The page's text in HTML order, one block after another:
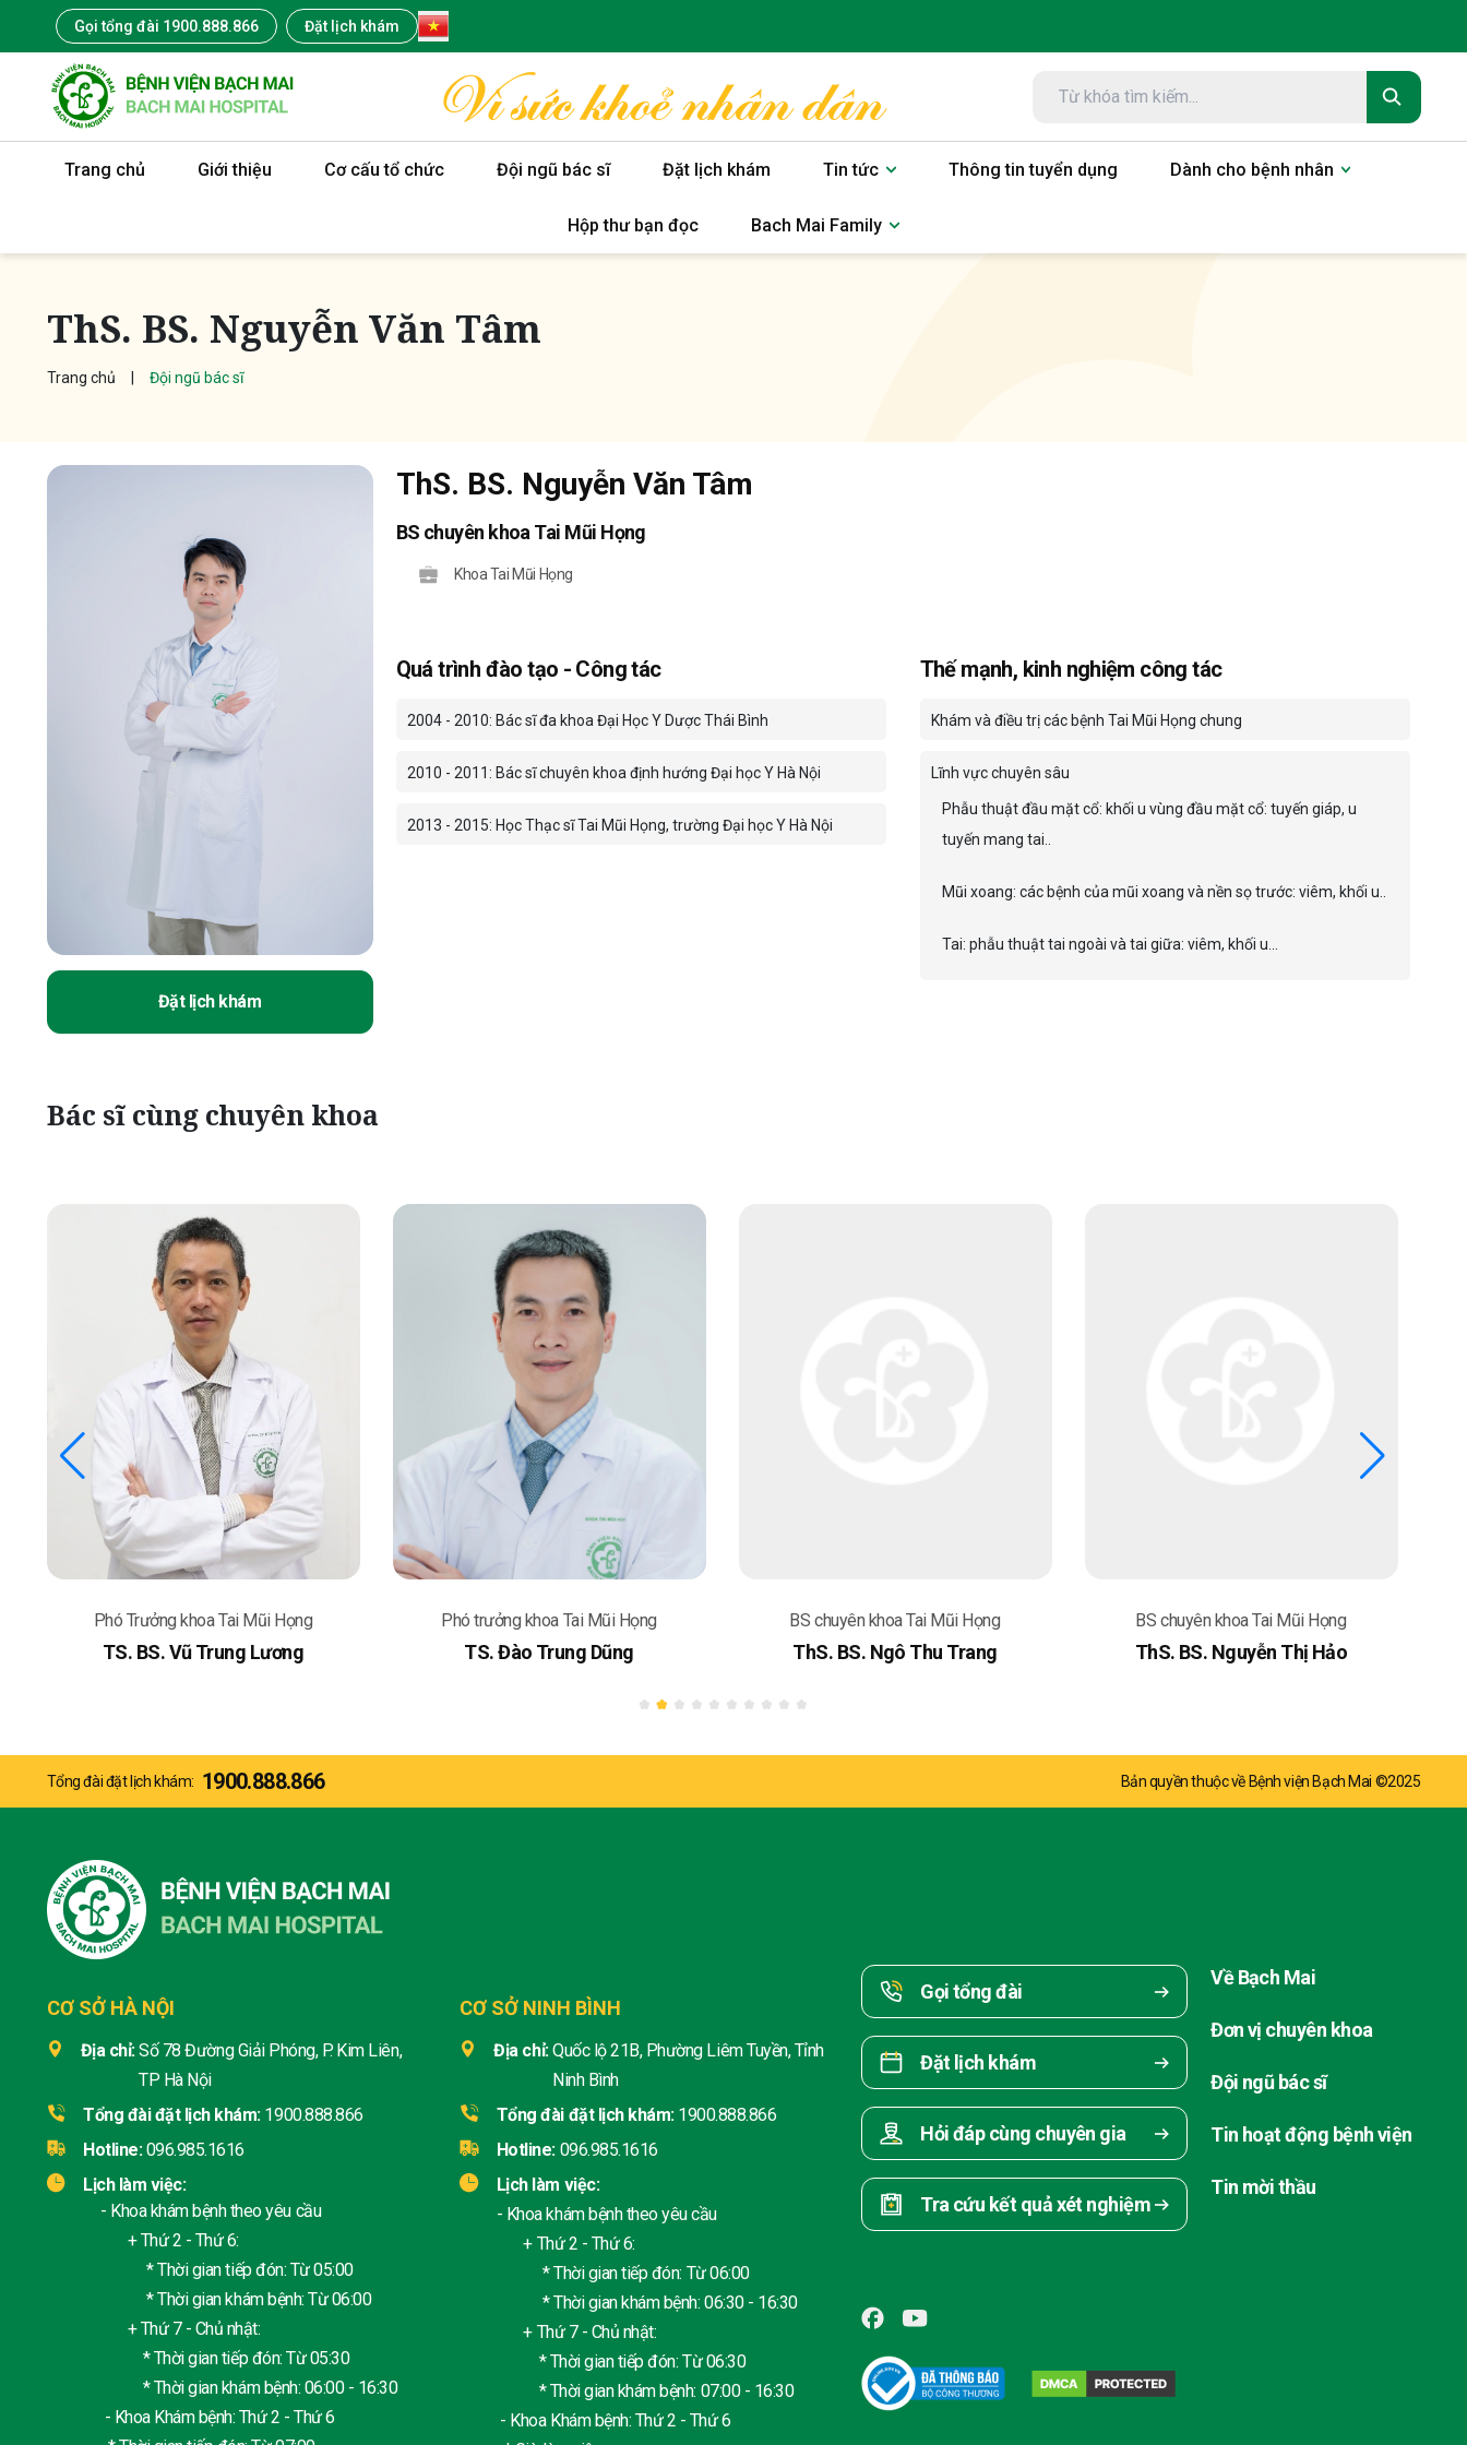
Gọi tổng đài 1900.888.866 Đặt lịch khám
Trang chủ Giới thiệu Cơ cấu tổ chức Đội ngũ bác sĩ Đặt lịch khám Tin tức Thông tin tuyển dụng Dành cho bệnh nhân
Hộp thư bạn đọc Bach Mai Family
ThS. BS. Nguyễn Văn Tâm
Trang chủ Đội ngũ bác sĩ
Đặt lịch khám
ThS. BS. Nguyễn Văn Tâm
BS chuyên khoa Tai Mũi Họng
Khoa Tai Mũi Họng
Quá trình đào tạo - Công tác
2004 - 2010: Bác sĩ đa khoa Đại Học Y Dược Thái Bình
2010 - 2011: Bác sĩ chuyên khoa định hướng Đại học Y Hà Nội
2013 - 2015: Học Thạc sĩ Tai Mũi Họng, trường Đại học Y Hà Nội
Thế mạnh, kinh nghiệm công tác
Khám và điều trị các bệnh Tai Mũi Họng chung
Lĩnh vực chuyên sâu
Phẫu thuật đầu mặt cổ: khối u vùng đầu mặt cổ: tuyến giáp, u
tuyến mang tai..
Mũi xoang: các bệnh của mũi xoang và nền sọ trước: viêm, khối u..
Tai: phẫu thuật tai ngoài và tai giữa: viêm, khối u...
Bác sĩ cùng chuyên khoa
Phó trưởng khoa Tai Mũi Họng
TS. Đào Trung Dũng
BS chuyên khoa Tai Mũi Họng
ThS. BS. Ngô Thu Trang
BS chuyên khoa Tai Mũi Họng
ThS. BS. Nguyễn Thị Hảo
BS chuyên khoa Tai Mũi Họng
BSCKII. Nguyễn Thị Thu Đức
Tổng đài đặt lịch khám: 1900.888.866 Bản quyền thuộc về Bệnh viện Bạch Mai ©2025
CƠ SỞ HÀ NỘI
Địa chỉ:Số 78 Đường Giải Phóng, P. Kim Liên,
TP Hà Nội
Tổng đài đặt lịch khám: 1900.888.866
Hotline: 096.985.1616
Lịch làm việc:
- Khoa khám bệnh theo yêu cầu
+ Thứ 2 - Thứ 6:
* Thời gian tiếp đón: Từ 05:00
* Thời gian khám bệnh: Từ 06:00
+ Thứ 7 - Chủ nhật:
* Thời gian tiếp đón: Từ 05:30
* Thời gian khám bệnh: 06:00 - 16:30
- Khoa Khám bệnh: Thứ 2 - Thứ 6
CƠ SỞ NINH BÌNH
Địa chỉ:Quốc lộ 21B, Phường Liêm Tuyền, Tỉnh
Ninh Bình
Tổng đài đặt lịch khám: 1900.888.866
Hotline: 096.985.1616
Lịch làm việc:
- Khoa khám bệnh theo yêu cầu
+ Thứ 2 - Thứ 6:
* Thời gian tiếp đón: Từ 06:00
* Thời gian khám bệnh: 06:30 - 16:30
+ Thứ 7 - Chủ nhật:
* Thời gian tiếp đón: Từ 06:30
* Thời gian khám bệnh: 07:00 - 16:30
- Khoa Khám bệnh: Thứ 2 - Thứ 6
Gọi tổng đài
Đặt lịch khám
Hỏi đáp cùng chuyên gia
Tra cứu kết quả xét nghiệm
Về Bạch Mai
Đơn vị chuyên khoa
Đội ngũ bác sĩ
Tin hoạt động bệnh viện
Tin mời thầu